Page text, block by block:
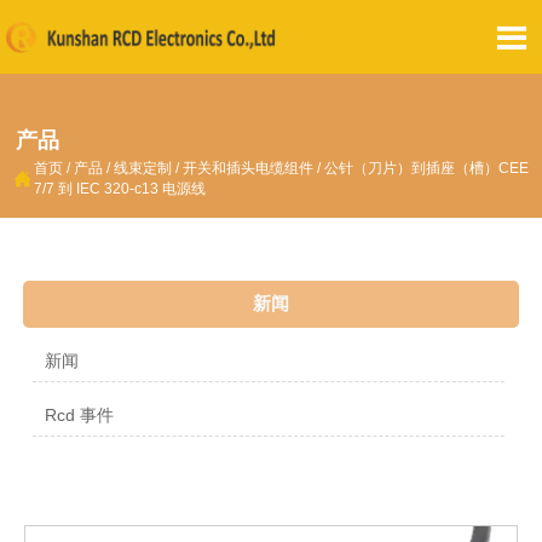

产品
 首页 / 产品 /线束定制 /开关和插头电缆组件 /公针（刀片）到插座（槽）CEE
7/7 到 IEC 320-c13 电源线
新闻
新闻
Rcd 事件